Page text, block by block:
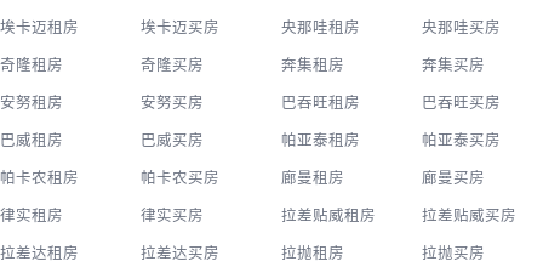
埃卡迈租房 埃卡迈买房 央那哇租房 央那哇买房
奇隆租房 奇隆买房 奔集租房 奔集买房
安努租房 安努买房 巴吞旺租房 巴吞旺买房
巴威租房 巴威买房 帕亚泰租房 帕亚泰买房
帕卡农租房 帕卡农买房 廊曼租房 廊曼买房
律实租房 律实买房 拉差贴威租房 拉差贴威买房
拉差达租房 拉差达买房 拉抛租房 拉抛买房